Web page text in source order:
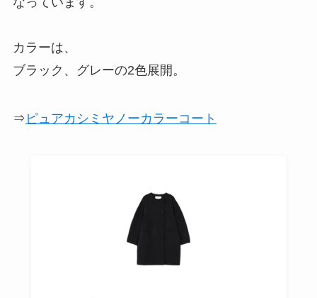
カラーは、
ブラック、グレーの2色展開。
⇒ ピュアカシミヤノーカラーコート